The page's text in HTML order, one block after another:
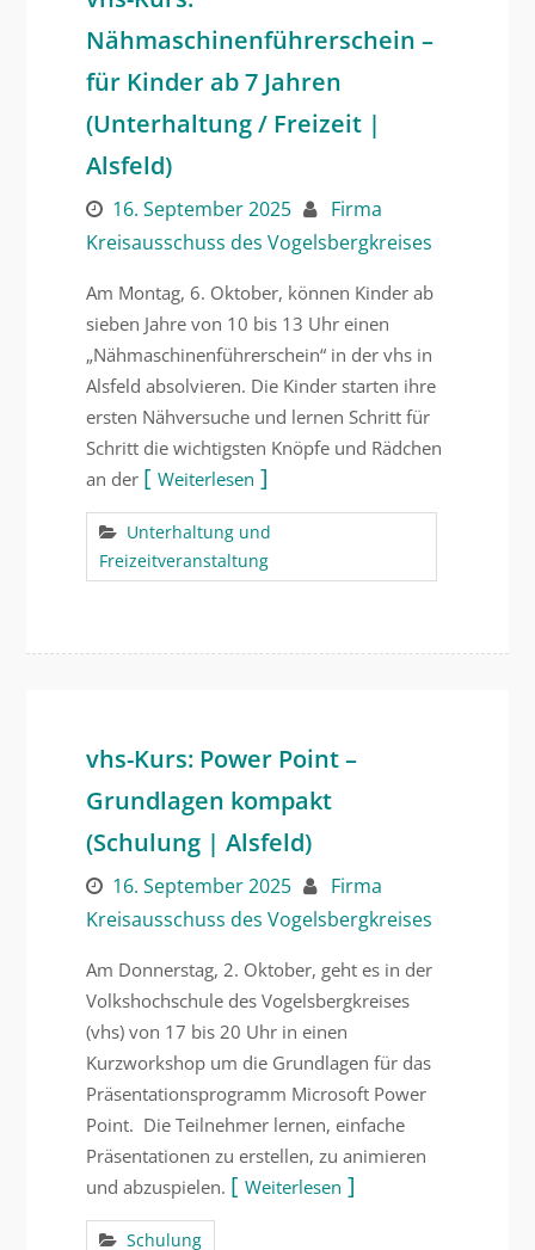
Nähmaschinenführerschein –
für Kinder ab 7 Jahren
(Unterhaltung / Freizeit |
Alsfeld)
16. September 2025
Firma
Kreisausschuss des Vogelsbergkreises
Am Montag, 6. Oktober, können Kinder ab
sieben Jahre von 10 bis 13 Uhr einen
„Nähmaschinenführerschein“ in der vhs in
Alsfeld absolvieren. Die Kinder starten ihre
ersten Nähversuche und lernen Schritt für
Schritt die wichtigsten Knöpfe und Rädchen
an der
Weiterlesen
Unterhaltung und
Freizeitveranstaltung
vhs-Kurs: Power Point –
Grundlagen kompakt
(Schulung | Alsfeld)
16. September 2025
Firma
Kreisausschuss des Vogelsbergkreises
Am Donnerstag, 2. Oktober, geht es in der
Volkshochschule des Vogelsbergkreises
(vhs) von 17 bis 20 Uhr in einen
Kurzworkshop um die Grundlagen für das
Präsentationsprogramm Microsoft Power
Point. Die Teilnehmer lernen, einfache
Präsentationen zu erstellen, zu animieren
und abzuspielen.
Weiterlesen
Schulung